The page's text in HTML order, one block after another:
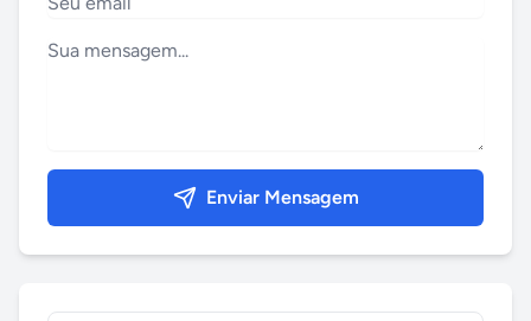
Enviar Mensagem